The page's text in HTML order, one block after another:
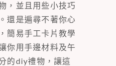
，並且用些小技巧
還是遍尋不著你心
簡易手工卡片教學
你用手邊材料及午
的diy禮物，讓這